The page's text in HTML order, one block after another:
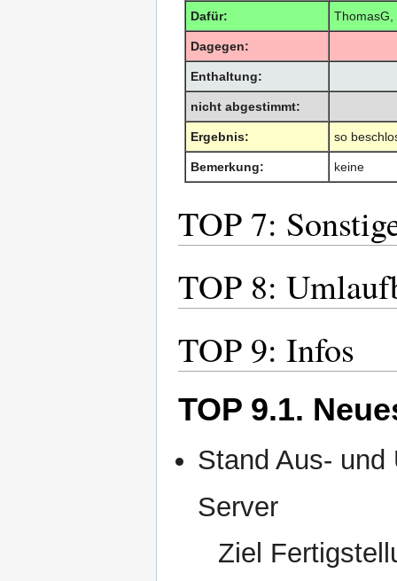
Dafür: ThomasG,
Dagegen:
Enthaltung:
nicht abgestimmt:
Ergebnis: so
Bemerkung: keine
TOP 7:
TOP 8:
TOP 9: Infos
TOP 9.1.
Stand Aus- und
Server
Ziel